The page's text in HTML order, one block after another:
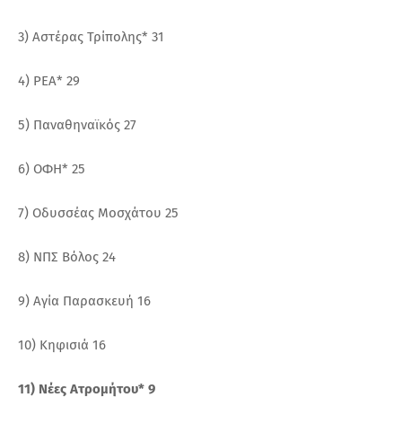
3) Αστέρας Τρίπολης* 31
4) ΡΕΑ* 29
5) Παναθηναϊκός 27
6) ΟΦΗ* 25
7) Οδυσσέας Μοσχάτου 25
8) ΝΠΣ Βόλος 24
9) Αγία Παρασκευή 16
10) Κηφισιά 16
11) Νέες Ατρομήτου* 9